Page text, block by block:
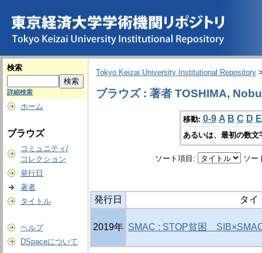
検索
詳細検索
ホーム
ブラウズ
コミュニティ/
コレクション
発行日
著者
タイトル
ヘルプ
DSpaceについて
Tokyo Keizai University Institutional Repository
ブラウズ : 著者 TOSHIMA,
移動: 0-9 A B C D E
あるいは、最初の数
ソート項目: ソー
発行日 タイ
2019年 SMAC : STOP貧困